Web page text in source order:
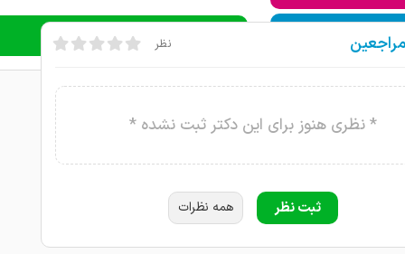
به لیست من
دریافت نوبت تلفنی نظر
* نظری هنوز برای این دکتر ثبت نشده *
ثبت نظر همه نظرات